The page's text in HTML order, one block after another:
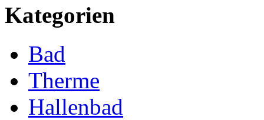
Kategorien
Bad
Therme
Hallenbad